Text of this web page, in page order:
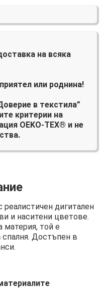
на всяка
или роднина!
в текстила”
критерии на
OEKO-TEX® и не
реалистичен дигитален
и наситени цветове.
той е
Достъпен в